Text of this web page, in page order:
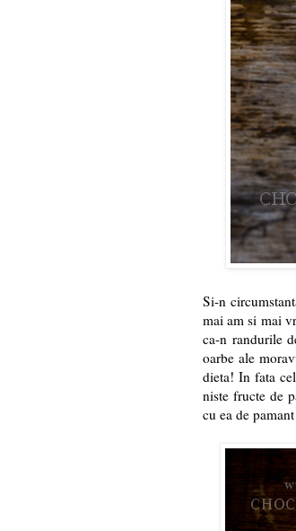
Si-n
mai am si mai
ca-n randurile
oarbe ale
dieta! In fata
niste fructe de
cu ea de